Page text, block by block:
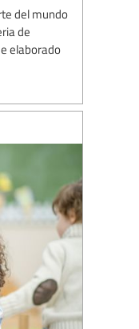
del mundo
de
elaborado